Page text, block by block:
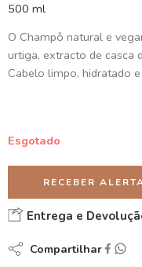
500 ml
O Champô natural e
urtiga, extracto de casca
Cabelo limpo, hidratado
Esgotado
RECEBER
Entrega e
Compartilhar